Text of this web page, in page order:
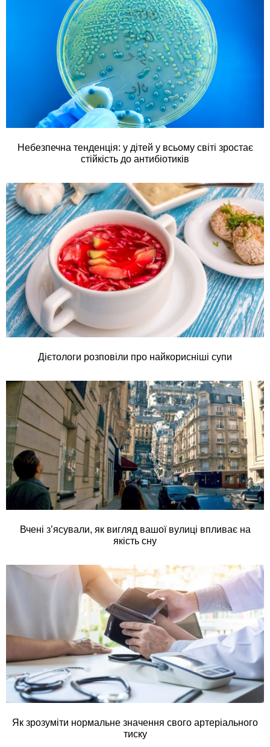
Небезпечна тенденція: у дітей у всьому світі зростає
стійкість до антибіотиків
Дієтологи розповіли про найкорисніші супи
Вчені з’ясували, як вигляд вашої вулиці впливає на
якість сну
Як зрозуміти нормальне значення свого артеріального
тиску